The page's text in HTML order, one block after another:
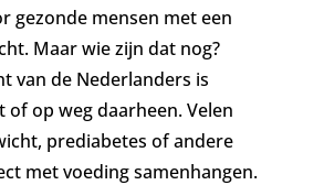
gezonde mensen met een
Maar wie zijn dat nog?
van de Nederlanders is
of op weg daarheen. Velen
prediabetes of andere
met voeding samenhangen.